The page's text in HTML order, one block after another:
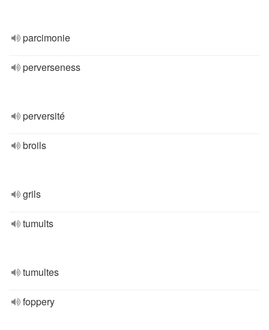
parcimonie
perverseness
perversité
broils
grils
tumults
tumultes
foppery